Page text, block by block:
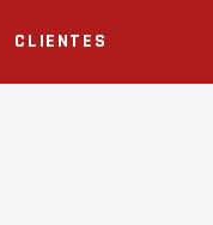
CLIENTES